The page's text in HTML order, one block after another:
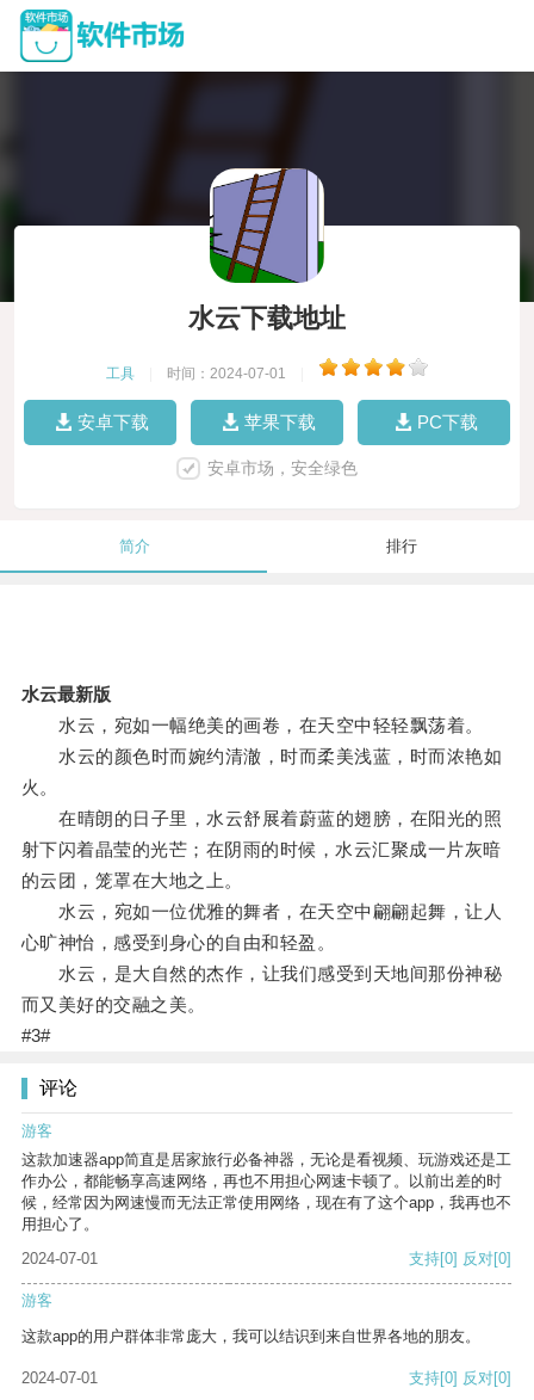
水云下载地址
工具 时间：2024-07-01
安卓下载 苹果下载 PC下载
安卓市场，安全绿色
简介 排行
水云最新版
水云，宛如一幅绝美的画卷，在天空中轻轻飘荡着。
水云的颜色时而婉约清澈，时而柔美浅蓝，时而浓艳如
火。
在晴朗的日子里，水云舒展着蔚蓝的翅膀，在阳光的照
射下闪着晶莹的光芒；在阴雨的时候，水云汇聚成一片灰暗
的云团，笼罩在大地之上。
水云，宛如一位优雅的舞者，在天空中翩翩起舞，让人
心旷神怡，感受到身心的自由和轻盈。
水云，是大自然的杰作，让我们感受到天地间那份神秘
而又美好的交融之美。
#3#
评论
游客
这款加速器app简直是居家旅行必备神器，无论是看视频、玩游戏还是工
作办公，都能畅享高速网络，再也不用担心网速卡顿了。以前出差的时
候，经常因为网速慢而无法正常使用网络，现在有了这个app，我再也不
用担心了。
2024-07-01
支持[0] 反对[0]
游客
这款app的用户群体非常庞大，我可以结识到来自世界各地的朋友。
2024-07-01 支持[0] 反对[0]